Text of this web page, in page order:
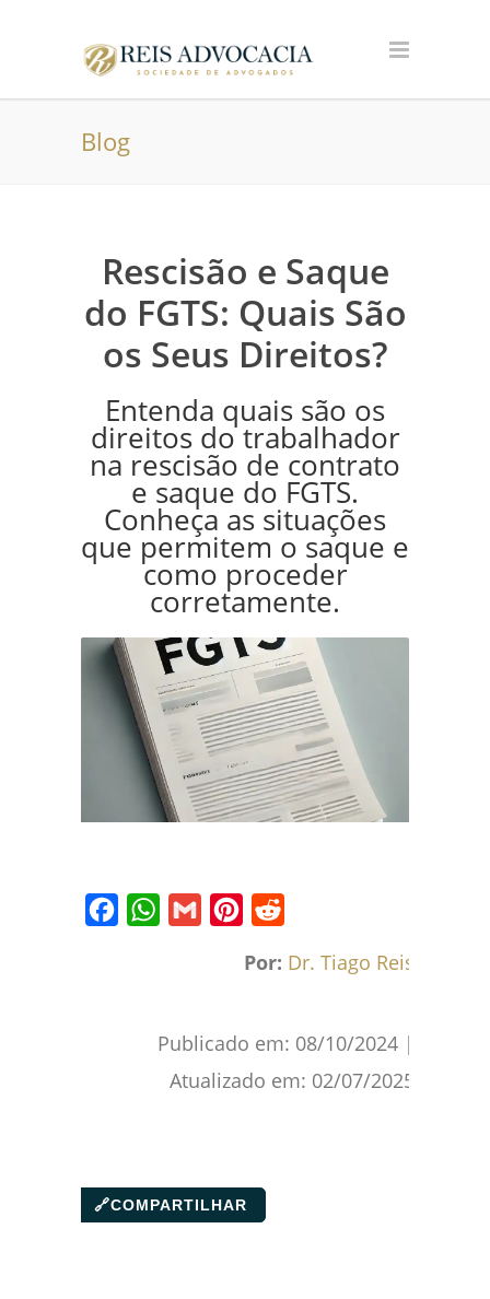
Blog
Rescisão e Saque
do FGTS: Quais São
os Seus Direitos?
Entenda quais são os
direitos do trabalhador
na rescisão de contrato
e saque do FGTS.
Conheça as situações
que permitem o saque e
como proceder
corretamente.
Por: Dr. Tiago Reis
Publicado em: 08/10/2024 |
Atualizado em: 02/07/2025
🔗COMPARTILHAR